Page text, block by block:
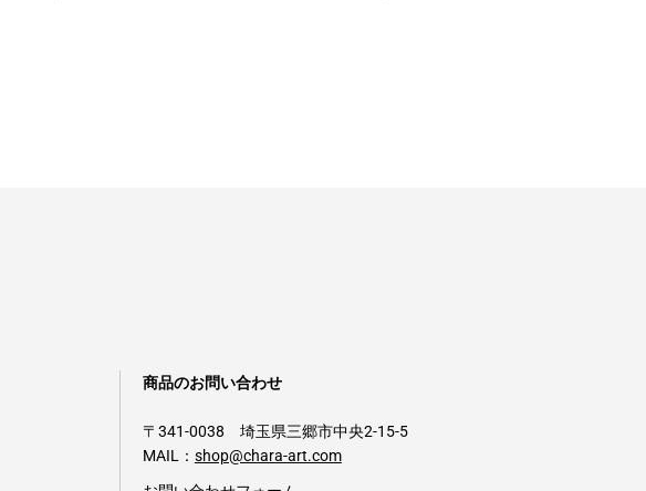
商品のお問い合わせ
〒341-0038 埼玉県三郷市中央2-15-5
MAIL： shop@chara-art.com